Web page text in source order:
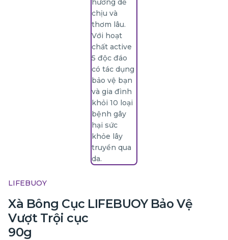
LIFEBUOY
Xà Bông Cục LIFEBUOY Bảo Vệ
Vượt Trội cục
90g